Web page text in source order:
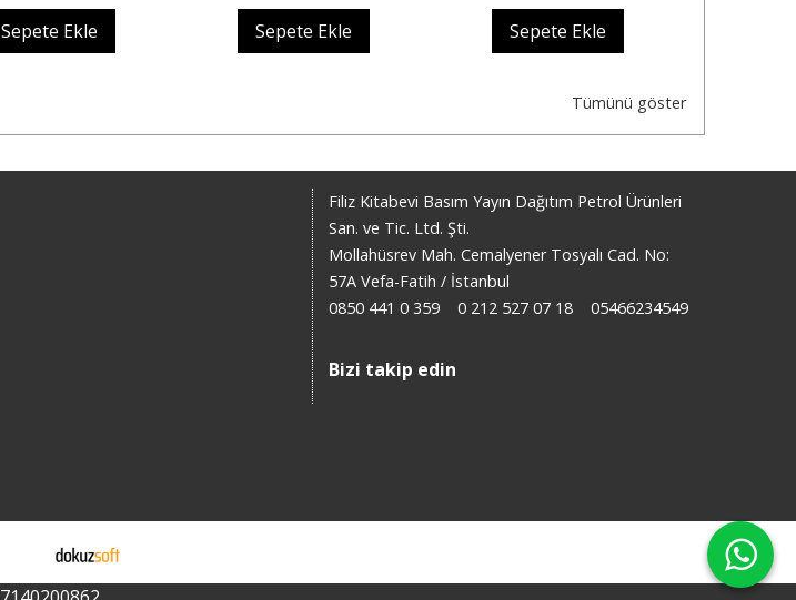
Sepete Ekle
Sepete Ekle
Sepete Ekle
Tümünü göster
Filiz Kitabevi Basım Yayın Dağıtım Petrol Ürünleri
San. ve Tic. Ltd. Şti.
Mollahüsrev Mah. Cemalyener Tosyalı Cad. No:
57A Vefa-Fatih / İstanbul
0850 441 0 359
0 212 527 07 18 05466234549
Bizi takip edin